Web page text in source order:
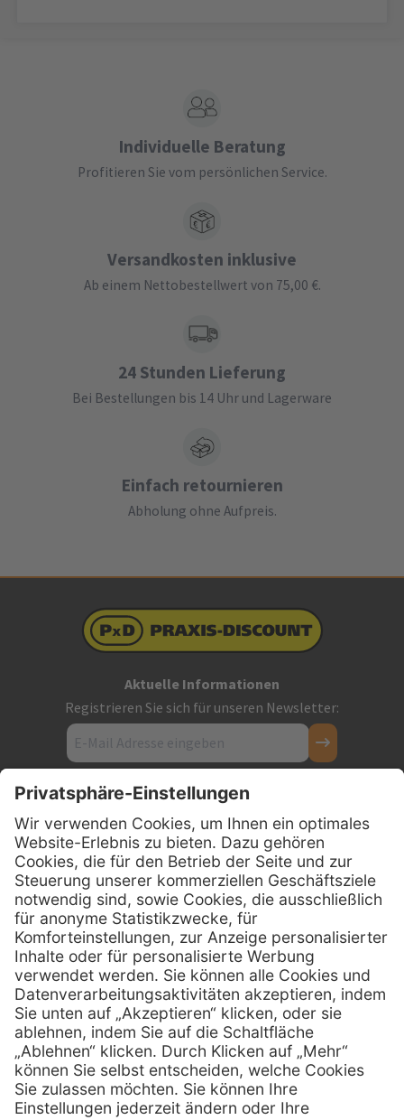
Individuelle Beratung
Profitieren Sie vom persönlichen Service.
Versandkosten inklusive
Ab einem Nettobestellwert von 75,00 €.
24 Stunden Lieferung
Bei Bestellungen bis 14 Uhr und Lagerware
Einfach retournieren
Abholung ohne Aufpreis.
Aktuelle Informationen
Registrieren Sie sich für unseren Newsletter:
Kontakt
Firmensitz
PxD Praxis-Discount GmbH
Hans-Wunderlich-Straße 7
D-49078 Osnabrück
Telefon: 0800 - 600 66 30
Telefon:0800 - 07 01 96
E-Mail:info @ praxis-discount.de
Services
Serviceversprechen
Sprechstundenbedarf
Hilfe
FAQs
Kontakt